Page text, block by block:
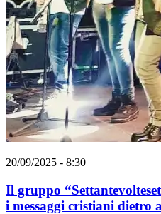
20/09/2025 - 8:30
Il gruppo
i messaggi cristiani dietro